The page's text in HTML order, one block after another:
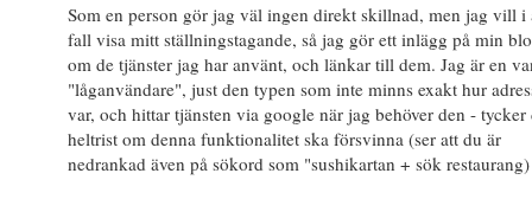
Som en person gör jag väl ingen direkt skillnad, men jag vill i
fall visa mitt ställningstagande, så jag gör ett inlägg på min
om de tjänster jag har använt, och länkar till dem. Jag är en
"låganvändare", just den typen som inte minns exakt hur
var, och hittar tjänsten via google när jag behöver den - tycker
heltrist om denna funktionalitet ska försvinna (ser att du är
nedrankad även på sökord som "sushikartan + sök restaurang)